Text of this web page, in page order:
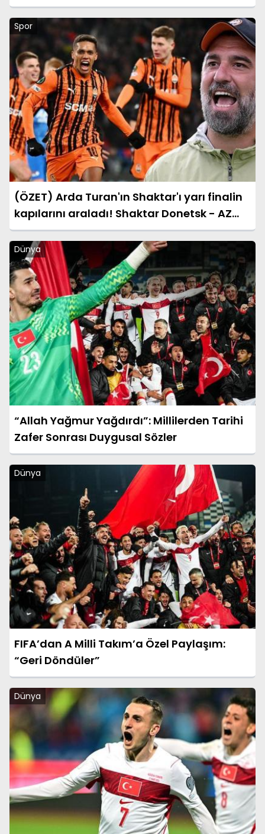
Aydın’a Ziyaret
Spor
(ÖZET) Arda Turan'ın Shaktar'ı yarı finalin
kapılarını araladı! Shaktar Donetsk - AZ
Alkmaar maçı sonucu: 3-0 (UEFA
Konferans Ligi)
Dünya
“Allah Yağmur Yağdırdı”: Millilerden Tarihi
Zafer Sonrası Duygusal Sözler
Dünya
FIFA’dan A Milli Takım’a Özel Paylaşım:
“Geri Döndüler”
Dünya